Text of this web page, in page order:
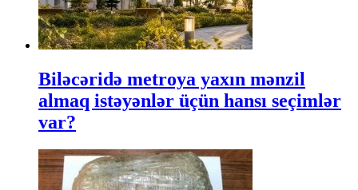
Biləcəridə metroya yaxın mənzil
almaq istəyənlər üçün hansı seçimlər
var?